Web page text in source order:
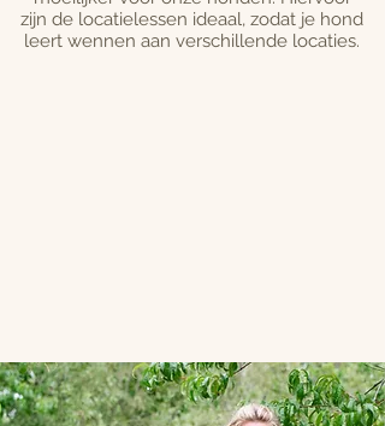
zijn de locatielessen ideaal, zodat je hond
leert wennen aan verschillende locaties.